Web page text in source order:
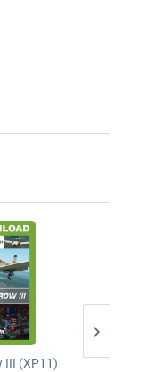
III (XP11)